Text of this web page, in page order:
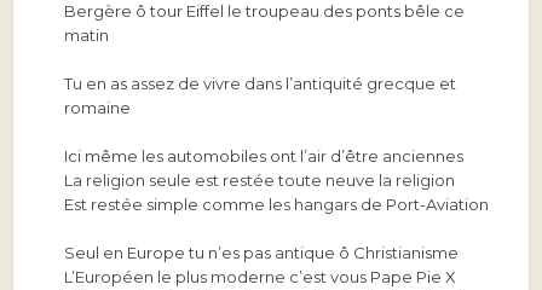
Bergère ô tour Eiffel le troupeau des ponts bêle ce
matin
Tu en as assez de vivre dans l’antiquité grecque et
romaine
Ici même les automobiles ont l’air d’être anciennes
La religion seule est restée toute neuve la religion
Est restée simple comme les hangars de Port-Aviation
Seul en Europe tu n’es pas antique ô Christianisme
L’Européen le plus moderne c’est vous Pape Pie X